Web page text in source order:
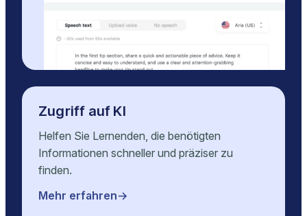
Zugriff auf KI
Helfen Sie Lernenden, die benötigten
Informationen schneller und präziser zu
finden.
Mehr erfahren